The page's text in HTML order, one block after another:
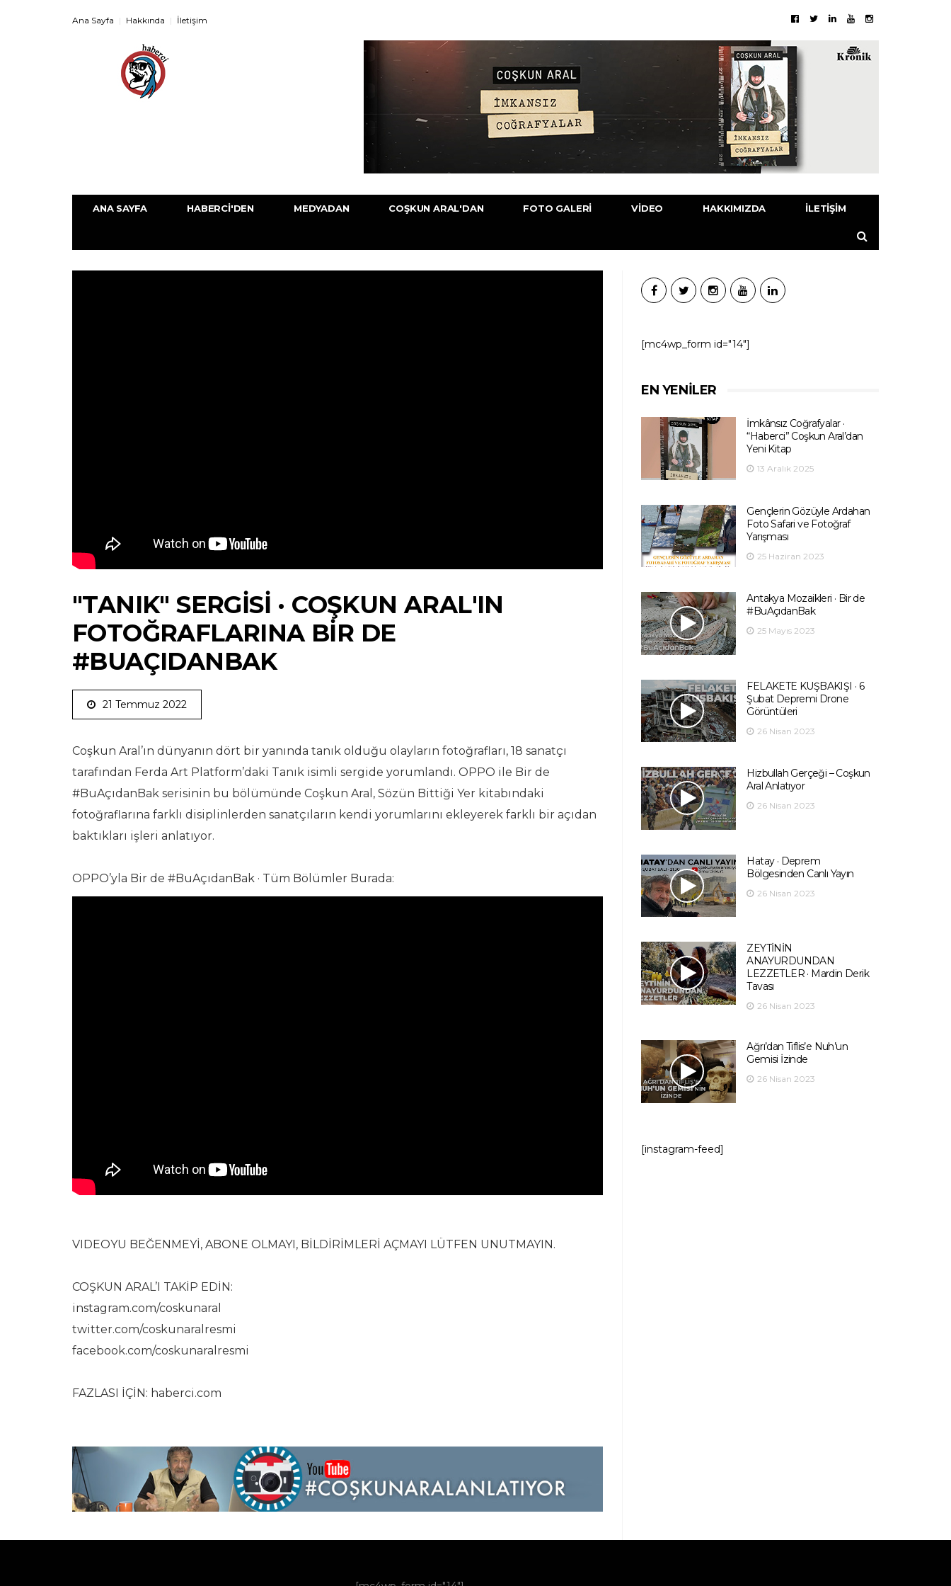
Ana Sayfa Hakkında İletişim
ANA SAYFA HABERCI'DEN MEDYADAN COŞKUN ARAL'DAN FOTO GALERI VIDEO HAKKIMIZDA İLETIŞIM
"TANIK" SERGISI · COŞKUN ARAL'IN
FOTOĞRAFLARINA BIR DE
#BUAÇIDANBAK
21 Temmuz 2022
Coşkun Aral’ın dünyanın dört bir yanında tanık olduğu olayların fotoğrafları, 18 sanatçı
tarafından Ferda Art Platform’daki Tanık isimli sergide yorumlandı. OPPO ile Bir de
#BuAçıdanBak serisinin bu bölümünde Coşkun Aral, Sözün Bittiği Yer kitabındaki
fotoğraflarına farklı disiplinlerden sanatçıların kendi yorumlarını ekleyerek farklı bir açıdan
baktıkları işleri anlatıyor.
OPPO’yla Bir de #BuAçıdanBak · Tüm Bölümler Burada:
VIDEOYU BEĞENMEYİ, ABONE OLMAYI, BİLDİRİMLERİ AÇMAYI LÜTFEN UNUTMAYIN.
COŞKUN ARAL’I TAKİP EDİN:
instagram.com/coskunaral
twitter.com/coskunaralresmi
facebook.com/coskunaralresmi
FAZLASI İÇİN: haberci.com
[mc4wp_form id="14"]
EN YENILER
İmkânsız Coğrafyalar ·
“Haberci” Coşkun Aral’dan
Yeni Kitap
13 Aralık 2025
Gençlerin Gözüyle Ardahan
Foto Safari ve Fotoğraf
Yarışması
25 Haziran 2023
Antakya Mozaikleri · Bir de
#BuAçıdanBak
25 Mayıs 2023
FELAKETE KUŞBAKIŞI · 6
Şubat Depremi Drone
Görüntüleri
26 Nisan 2023
Hizbullah Gerçeği – Coşkun
Aral Anlatıyor
26 Nisan 2023
Hatay · Deprem
Bölgesinden Canlı Yayın
26 Nisan 2023
ZEYTİNİN
ANAYURDUNDAN
LEZZETLER · Mardin Derik
Tavası
26 Nisan 2023
Ağrı’dan Tiflis’e Nuh’un
Gemisi İzinde
26 Nisan 2023
[instagram-feed]